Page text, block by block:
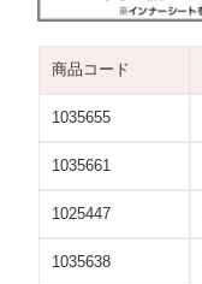
商品コード
1035655
1035661
1025447
1035638